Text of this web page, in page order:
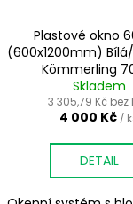
Plastové okno
(600x1200mm)
Kömmerling
Skladem
3 305,79 Kč bez
4 000 Kč /
DETAIL